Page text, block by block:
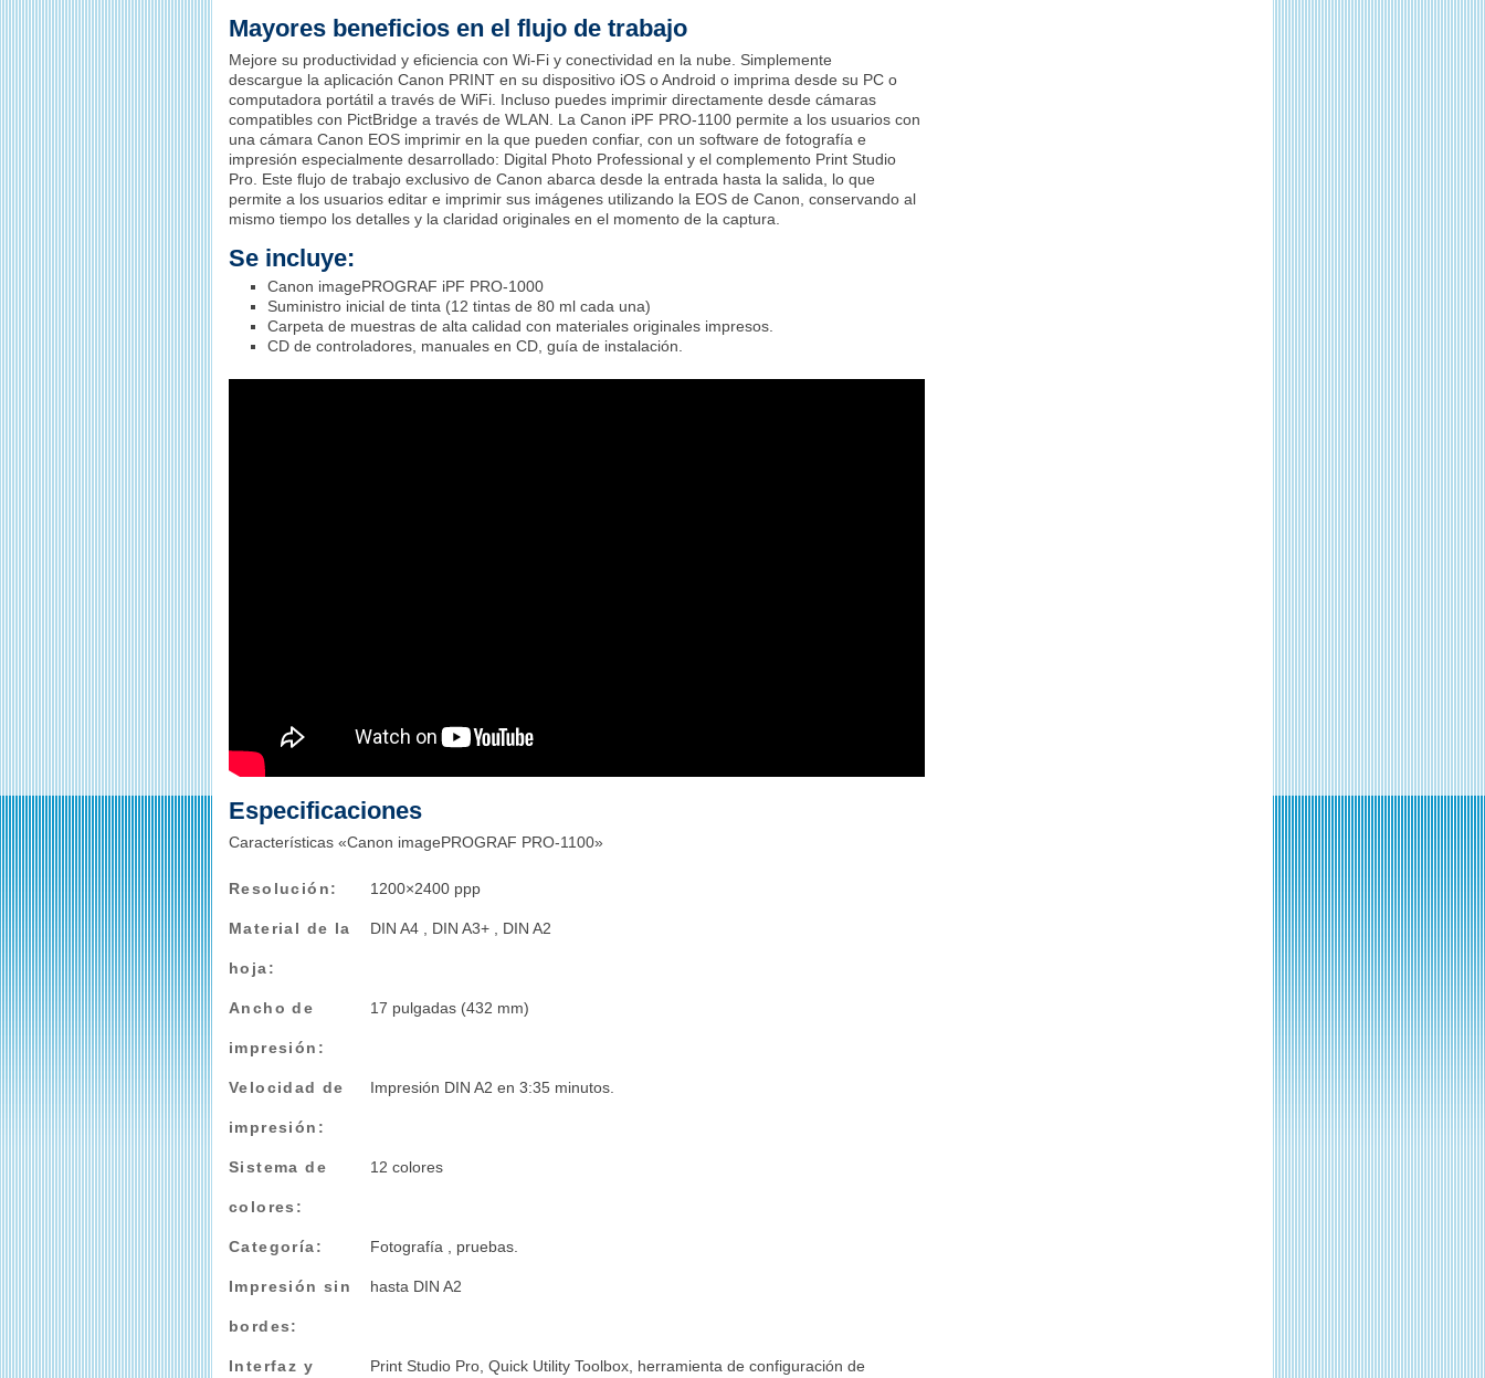
Mayores beneficios en el flujo de trabajo
Mejore su productividad y eficiencia con Wi-Fi y conectividad en la nube. Simplemente
descargue la aplicación Canon PRINT en su dispositivo iOS o Android o imprima desde su PC o
computadora portátil a través de WiFi. Incluso puedes imprimir directamente desde cámaras
compatibles con PictBridge a través de WLAN. La Canon iPF PRO-1100 permite a los usuarios con
una cámara Canon EOS imprimir en la que pueden confiar, con un software de fotografía e
impresión especialmente desarrollado: Digital Photo Professional y el complemento Print Studio
Pro. Este flujo de trabajo exclusivo de Canon abarca desde la entrada hasta la salida, lo que
permite a los usuarios editar e imprimir sus imágenes utilizando la EOS de Canon, conservando al
mismo tiempo los detalles y la claridad originales en el momento de la captura.
Se incluye:
Canon imagePROGRAF iPF PRO-1000
Suministro inicial de tinta (12 tintas de 80 ml cada una)
Carpeta de muestras de alta calidad con materiales originales impresos.
CD de controladores, manuales en CD, guía de instalación.
Especificaciones
Características «Canon imagePROGRAF PRO-1100»
Resolución: 1200×2400 ppp
Material de la
hoja:
DIN A4 , DIN A3+ , DIN A2
Ancho de
impresión:
17 pulgadas (432 mm)
Velocidad de
impresión:
Impresión DIN A2 en 3:35 minutos.
Sistema de
colores:
12 colores
Categoría: Fotografía , pruebas.
Impresión sin
bordes:
hasta DIN A2
Interfaz y
Print Studio Pro, Quick Utility Toolbox, herramienta de configuración de